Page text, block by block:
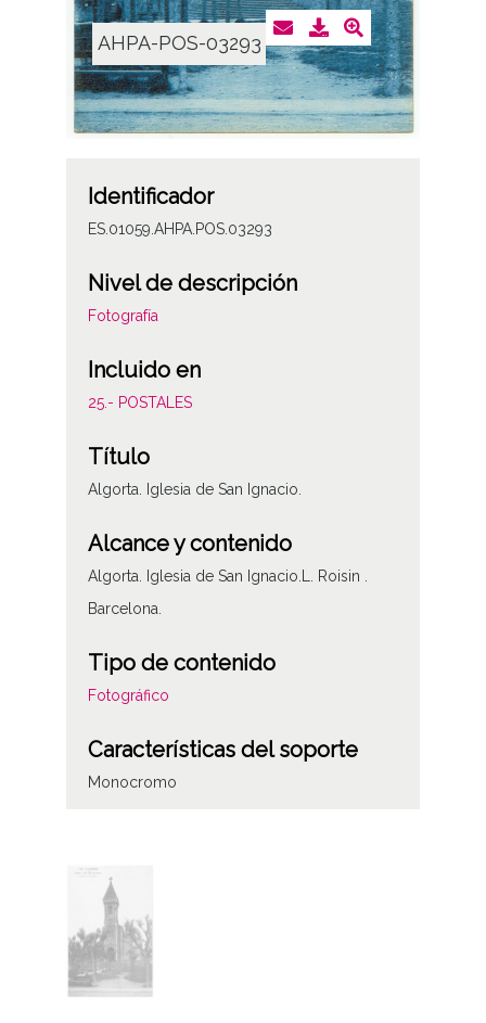
AHPA-POS-03293
Identificador
ES.01059.AHPA.POS.03293
Nivel de descripción
Fotografía
Incluido en
25.- POSTALES
Título
Algorta. Iglesia de San Ignacio.
Alcance y contenido
Algorta. Iglesia de San Ignacio.L. Roisin .
Barcelona.
Tipo de contenido
Fotográfico
Características del soporte
Monocromo
1942
Autor
Roisin, Lucien (1884-1943)